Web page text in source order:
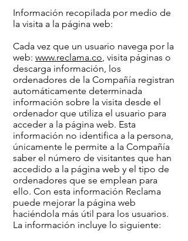
Información recopilada por medio de
la visita a la página web:
Cada vez que un usuario navega por la
web: www.reclama.co, visita páginas o
descarga información, los
ordenadores de la Compañía registran
automáticamente determinada
información sobre la visita desde el
ordenador que utiliza el usuario para
acceder a la página web. Esta
información no identifica a la persona,
únicamente le permite a la Compañía
saber el número de visitantes que han
accedido a la página web y el tipo de
ordenadores que se emplean para
ello. Con esta información Reclama
puede mejorar la página web
haciéndola más útil para los usuarios.
La información incluye lo siguiente: